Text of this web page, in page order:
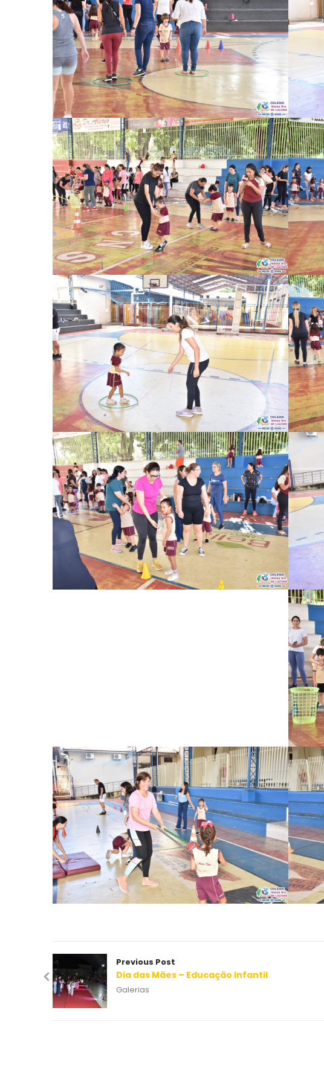
Previous Post
Dia das Mães – Educação Infantil
Galerias